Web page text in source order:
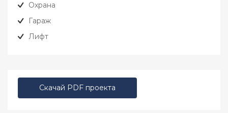
Охрана
Гараж
Лифт
Скачай PDF проекта